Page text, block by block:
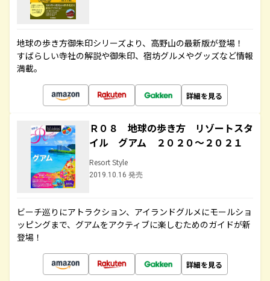
地球の歩き方御朱印シリーズより、高野山の最新版が登場！
すばらしい寺社の解説や御朱印、宿坊グルメやグッズなど情報
満載。
詳細を見る
Ｒ０８ 地球の歩き方 リゾートスタ
イル グアム ２０２０～２０２１
Resort Style
2019.10.16 発売
ビーチ巡りにアトラクション、アイランドグルメにモールショ
ッピングまで、グアムをアクティブに楽しむためのガイドが新
登場！
詳細を見る